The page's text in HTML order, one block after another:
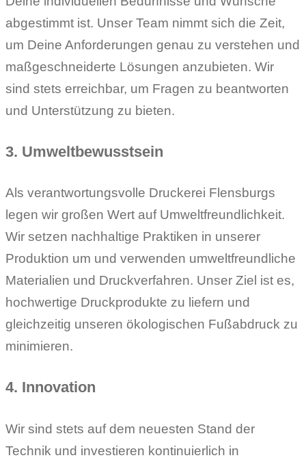
abgestimmt ist. Unser Team nimmt sich die Zeit,
um Deine Anforderungen genau zu verstehen und
maßgeschneiderte Lösungen anzubieten. Wir
sind stets erreichbar, um Fragen zu beantworten
und Unterstützung zu bieten.
3. Umweltbewusstsein
Als verantwortungsvolle Druckerei Flensburgs
legen wir großen Wert auf Umweltfreundlichkeit.
Wir setzen nachhaltige Praktiken in unserer
Produktion um und verwenden umweltfreundliche
Materialien und Druckverfahren. Unser Ziel ist es,
hochwertige Druckprodukte zu liefern und
gleichzeitig unseren ökologischen Fußabdruck zu
minimieren.
4. Innovation
Wir sind stets auf dem neuesten Stand der
Technik und investieren kontinuierlich in